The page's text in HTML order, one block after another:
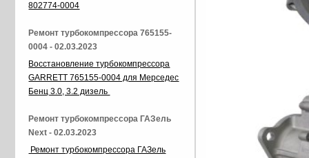
802774-0004
Ремонт турбокомпрессора 765155-
0004 - 02.03.2023
Восстановление турбокомпрессора
GARRETT 765155-0004 для Мерседес
Бенц 3.0, 3.2 дизель
Ремонт турбокомпрессора ГАЗель
Next - 02.03.2023
Ремонт турбокомпрессора ГАЗель